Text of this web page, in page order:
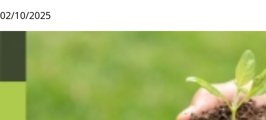
02/10/2025